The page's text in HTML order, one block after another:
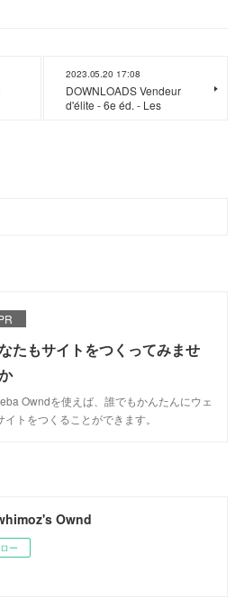
2023.05.20 17:08
DOWNLOADS Vendeur
d'élite - 6e éd. - Les
たもサイトをつくってみませ
Owndを使えば、誰でもかんたんにウェ
イトをつくることができます。
Ownd
ー